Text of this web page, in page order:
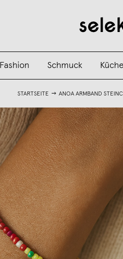
Fashion Schmuck Küche
STARTSEITE ANOA ARMBAND